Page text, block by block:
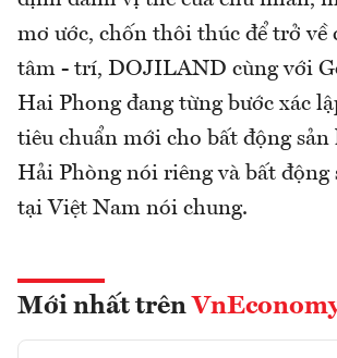
mơ ước, chốn thôi thúc để trở về
tâm - trí, DOJILAND cùng với
Hai Phong đang từng bước xác
tiêu chuẩn mới cho bất động sản
Hải Phòng nói riêng và bất động
tại Việt Nam nói chung.
Mới nhất trên